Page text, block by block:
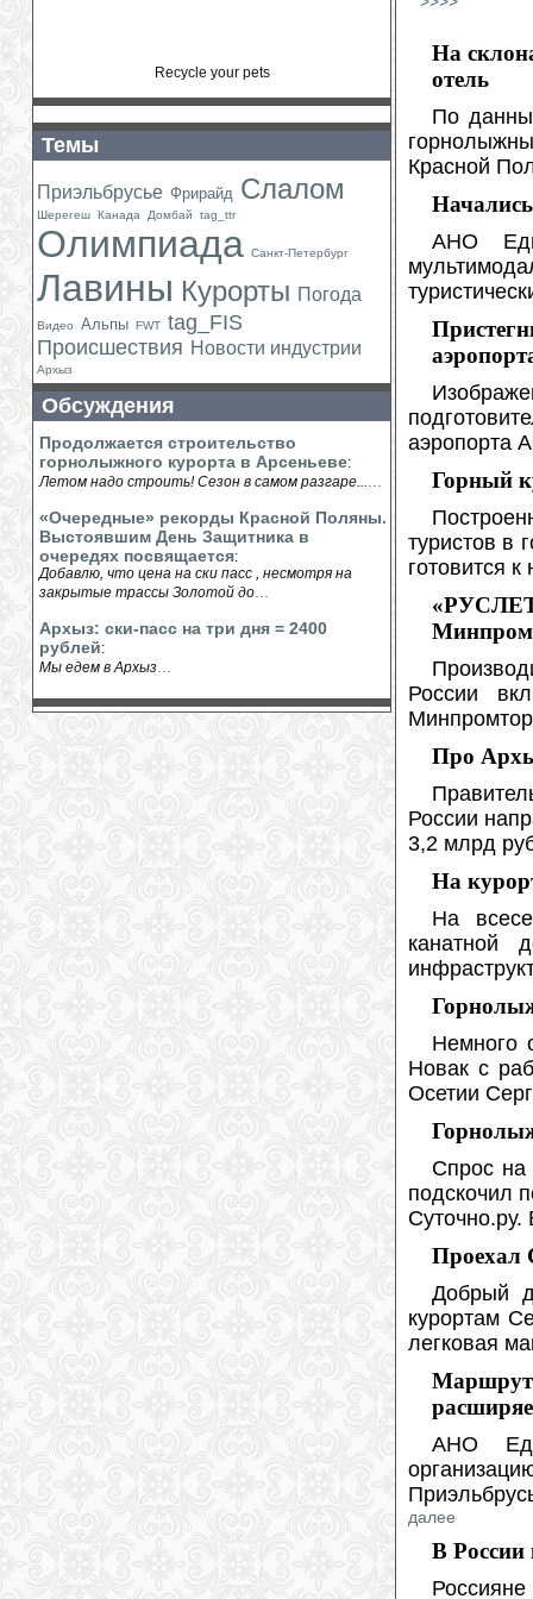
Recycle your pets
Темы
Приэльбрусье Фрирайд Слалом
Шерегеш Канада Домбай tag_ttr
Олимпиада Санкт-Петербург
Лавины Курорты Погода
Видео Альпы FWT tag_FIS
Происшествия Новости индустрии
Архыз
Обсуждения
Продолжается строительство
горнолыжного курорта в Арсеньеве:
Летом надо строить! Сезон в самом разгаре...
«Очередные» рекорды Красной Поляны.
Выстоявшим День Защитника в
очередях посвящается:
Добавлю, что цена на ски пасс , несмотря на
закрытые трассы Золотой до
Архыз: ски-пасс на три дня = 2400
рублей:
Мы едем в Архыз
На
отель
По
Красной
АНО
аэропорта
Горный
туристов в
готовится
России
Про
России
3,2 млрд
На
На
канатной
Немного
Новак с
Осетии
Спрос на
подскочил
Проехал
Добрый
курортам
легковая
АНО
далее
В России